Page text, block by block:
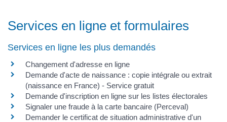
Services en ligne et formulaires
Services en ligne les plus demandés
Changement d'adresse en ligne
Demande d'acte de naissance : copie intégrale ou extrait
(naissance en France) - Service gratuit
Demande d'inscription en ligne sur les listes électorales
Signaler une fraude à la carte bancaire (Perceval)
Demander le certificat de situation administrative d'un